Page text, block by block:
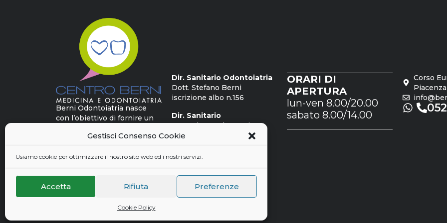
Gestisci Consenso Cookie
Usiamo cookie per ottimizzare il nostro sito web ed i nostri servizi.
Accetta Rifiuta Preferenze
Cookie Policy
Berni Odontoiatria nasce
con l’obiettivo di fornire un
destinato alla cura delle
un benessere delle persone
Dir. Sanitario Odontoiatria
Dott. Stefano Berni
iscrizione albo n.156
Dir. Sanitario
Dott. Alessandro Rosi
iscrizione albo n.1561
ORARI DI
APERTURA
lun-ven 8.00/20.00
sabato 8.00/14.00
Corso